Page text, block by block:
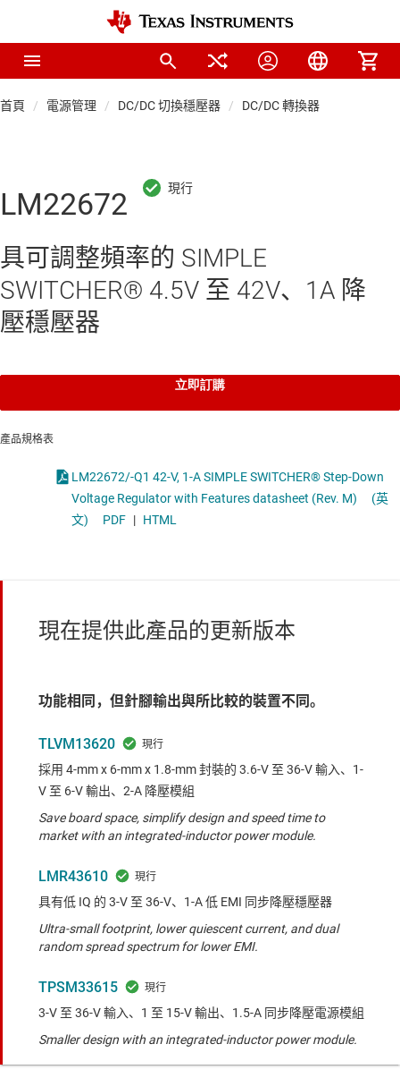
首頁 電源管理 DC/DC 切換穩壓器 DC/DC 轉換器
LM22672
具可調整頻率的 SIMPLE
SWITCHER® 4.5V 至 42V、1A 降
壓穩壓器
立即訂購
產品規格表
LM22672/-Q1 42-V, 1-A SIMPLE SWITCHER® Step-Down
Voltage Regulator with Features datasheet (Rev. M)
(英
文)
PDF | HTML
現在提供此產品的更新版本
功能相同，但針腳輸出與所比較的裝置不同。
TLVM13620
採用 4-mm x 6-mm x 1.8-mm 封裝的 3.6-V 至 36-V 輸入、1-
V 至 6-V 輸出、2-A 降壓模組
Save board space, simplify design and speed time to
market with an integrated-inductor power module.
LMR43610
具有低 IQ 的 3-V 至 36-V、1-A 低 EMI 同步降壓穩壓器
Ultra-small footprint, lower quiescent current, and dual
random spread spectrum for lower EMI.
TPSM33615
3-V 至 36-V 輸入、1 至 15-V 輸出、1.5-A 同步降壓電源模組
Smaller design with an integrated-inductor power module.